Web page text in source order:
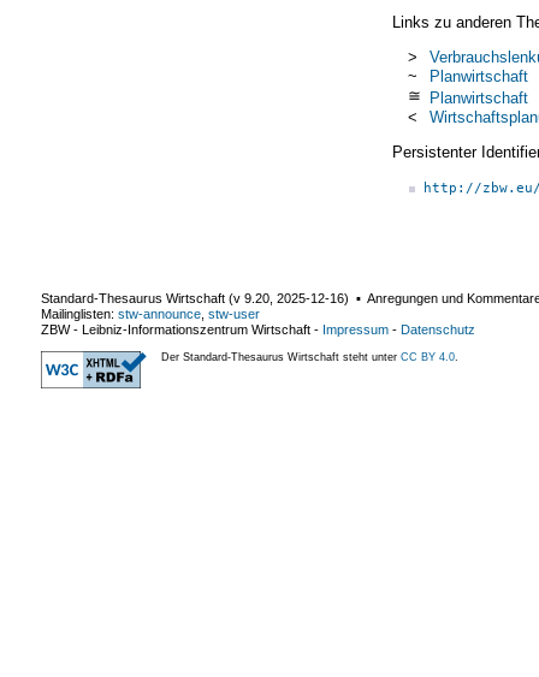
Links zu anderen
>
~
Planwirtschaft
≅ Planwirtschaft
<
Persistenter
http://
Standard-Thesaurus Wirtschaft (v 9.20 2025-12-16) ▪ Anregungen und
Mailinglisten: stw-announce stw-user
ZBW - Leibniz-Informationszentrum Wirtschaft - Impressum - Datenschutz
Der Standard-Thesaurus Wirtschaft steht unter CC BY 4.0